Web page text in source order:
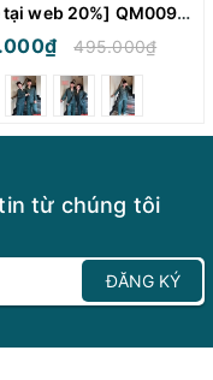
[Sale tại web 20%] QM0094 - Bộ đồ ngủ pijama cặp đôi tay dài
495.000₫
từ chúng tôi
ĐĂNG KÝ